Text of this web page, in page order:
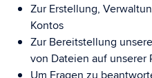
Zur Erstellung,
Kontos
Zur Bereitstellung
von Dateien auf unserer